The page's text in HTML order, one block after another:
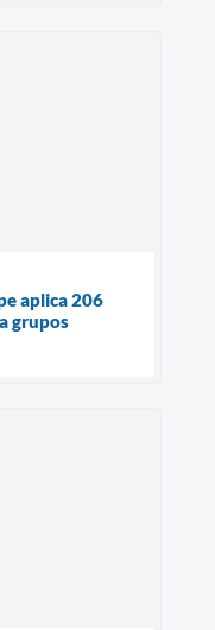
aplica 206
grupos